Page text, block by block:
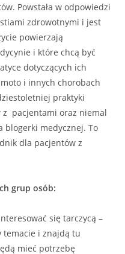
Powstała w odpowiedzi
zdrowotnymi i jest
powierzają
i które chcą być
dotyczących ich
i innych chorobach
praktyki
z pacjentami oraz niemal
blogerki medycznej. To
dla pacjentów z
grup osób:
się tarczycą –
temacie i znajdą tu
mieć potrzebę